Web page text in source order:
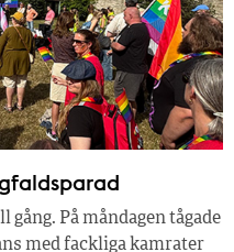
På måndagen tågade
med fackliga kamrater